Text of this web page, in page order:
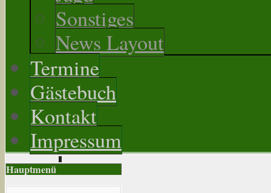
Sonstiges
News Layout
Termine
Gästebuch
Kontakt
Impressum
Hauptmenü